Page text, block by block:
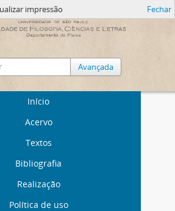
Avançada
Início
Acervo
Textos
Bibliografia
Realização
Política de uso
impressão Fechar